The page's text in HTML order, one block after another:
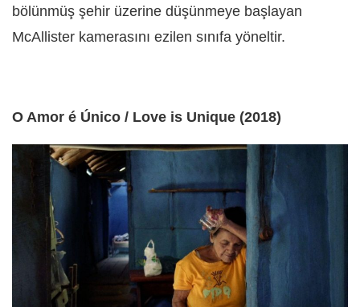
bölünmüş şehir üzerine düşünmeye başlayan
McAllister kamerasını ezilen sınıfa yöneltir.
O Amor é Único / Love is Unique (2018)